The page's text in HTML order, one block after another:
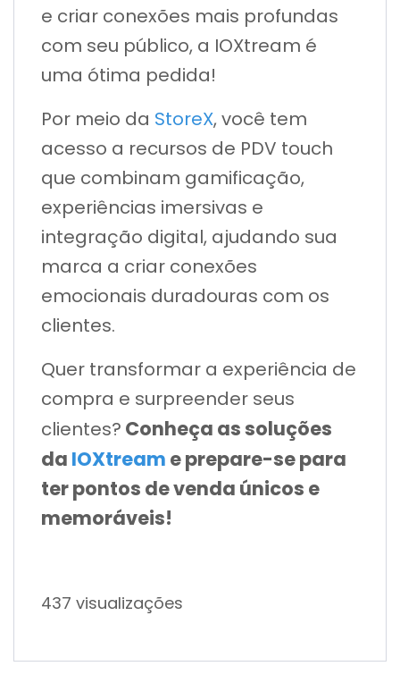
e criar conexões mais profundas
com seu público, a IOXtream é
uma ótima pedida!
Por meio da StoreX, você tem
acesso a recursos de PDV touch
que combinam gamificação,
experiências imersivas e
integração digital, ajudando sua
marca a criar conexões
emocionais duradouras com os
clientes.
Quer transformar a experiência de
compra e surpreender seus
clientes? Conheça as soluções
da IOXtream e prepare-se para
ter pontos de venda únicos e
memoráveis!
437 visualizações